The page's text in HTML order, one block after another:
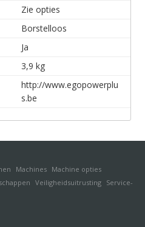
Zie opties
Borstelloos
Ja
3,9 kg
http://www.egopowerplu
s.be
Machines Machine opties
Veiligheidsuitrusting Service-